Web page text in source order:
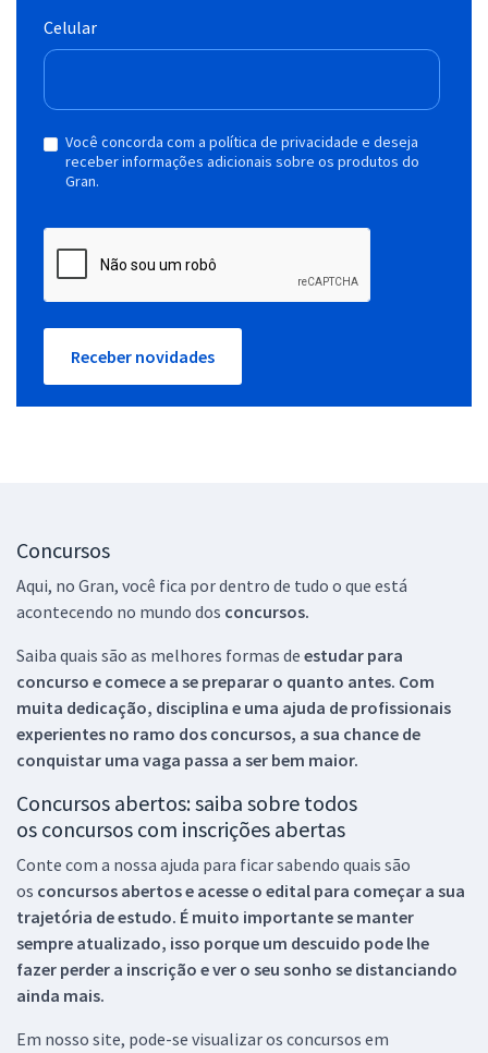
Celular
Você concorda com a política de privacidade e deseja
receber informações adicionais sobre os produtos do
Gran.
Receber novidades
Concursos
Aqui, no Gran, você fica por dentro de tudo o que está
acontecendo no mundo dos concursos.
Saiba quais são as melhores formas de estudar para
concurso e comece a se preparar o quanto antes. Com
muita dedicação, disciplina e uma ajuda de profissionais
experientes no ramo dos concursos, a sua chance de
conquistar uma vaga passa a ser bem maior.
Concursos abertos: saiba sobre todos
os concursos com inscrições abertas
Conte com a nossa ajuda para ficar sabendo quais são
os concursos abertos e acesse o edital para começar a sua
trajetória de estudo. É muito importante se manter
sempre atualizado, isso porque um descuido pode lhe
fazer perder a inscrição e ver o seu sonho se distanciando
ainda mais.
Em nosso site, pode-se visualizar os concursos em